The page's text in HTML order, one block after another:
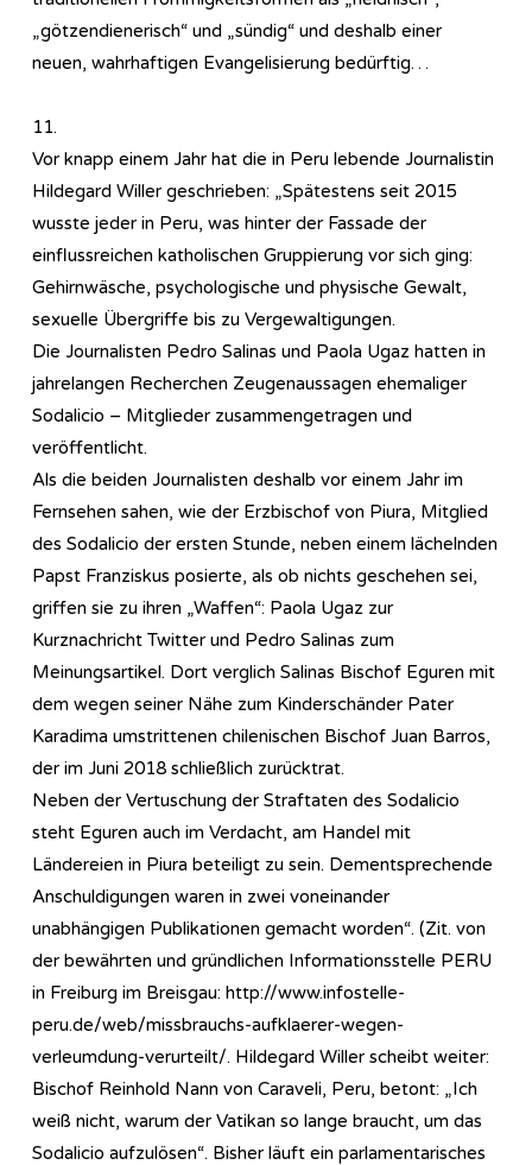
„götzendienerisch“ und „sündig“ und deshalb einer
neuen, wahrhaftigen Evangelisierung bedürftig…
11.
Vor knapp einem Jahr hat die in Peru lebende Journalistin
Hildegard Willer geschrieben: „Spätestens seit 2015
wusste jeder in Peru, was hinter der Fassade der
einflussreichen katholischen Gruppierung vor sich ging:
Gehirnwäsche, psychologische und physische Gewalt,
sexuelle Übergriffe bis zu Vergewaltigungen.
Die Journalisten Pedro Salinas und Paola Ugaz hatten in
jahrelangen Recherchen Zeugenaussagen ehemaliger
Sodalicio – Mitglieder zusammengetragen und
veröffentlicht.
Als die beiden Journalisten deshalb vor einem Jahr im
Fernsehen sahen, wie der Erzbischof von Piura, Mitglied
des Sodalicio der ersten Stunde, neben einem lächelnden
Papst Franziskus posierte, als ob nichts geschehen sei,
griffen sie zu ihren „Waffen“: Paola Ugaz zur
Kurznachricht Twitter und Pedro Salinas zum
Meinungsartikel. Dort verglich Salinas Bischof Eguren mit
dem wegen seiner Nähe zum Kinderschänder Pater
Karadima umstrittenen chilenischen Bischof Juan Barros,
der im Juni 2018 schließlich zurücktrat.
Neben der Vertuschung der Straftaten des Sodalicio
steht Eguren auch im Verdacht, am Handel mit
Ländereien in Piura beteiligt zu sein. Dementsprechende
Anschuldigungen waren in zwei voneinander
unabhängigen Publikationen gemacht worden“. (Zit. von
der bewährten und gründlichen Informationsstelle PERU
in Freiburg im Breisgau: http://www.infostelle-
peru.de/web/missbrauchs-aufklaerer-wegen-
verleumdung-verurteilt/. Hildegard Willer scheibt weiter:
Bischof Reinhold Nann von Caraveli, Peru, betont: „Ich
weiß nicht, warum der Vatikan so lange braucht, um das
Sodalicio aufzulösen“. Bisher läuft ein parlamentarisches